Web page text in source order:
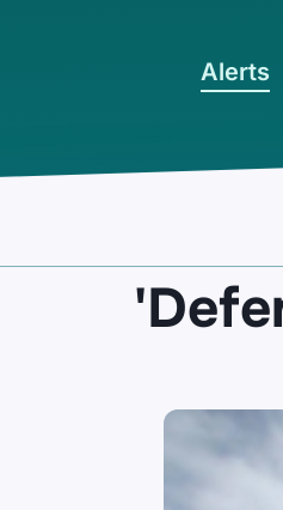
Alerts